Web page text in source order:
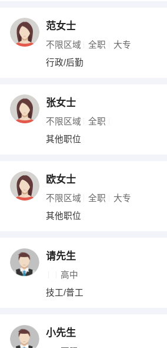
范女士
不限区域 全职 大专
行政/后勤
张女士
不限区域 全职
其他职位
欧女士
不限区域 全职 大专
其他职位
请先生
高中
技工/普工
小先生